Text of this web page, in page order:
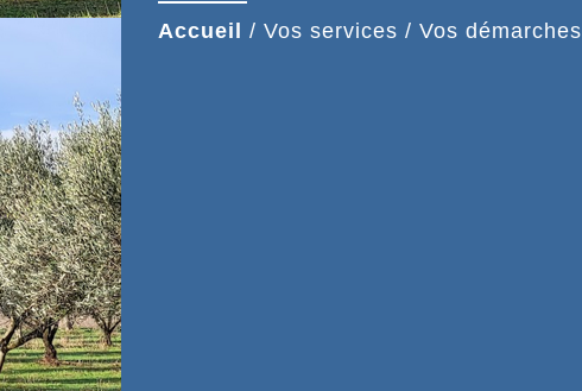
Accueil / Vos services / Vos démarches